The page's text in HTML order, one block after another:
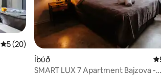
5 af 5 í meðaleinkunn, 20 umsagnir
5 (20)
Íbúð 5
SMART LUX 7 Apartment Bajzova -